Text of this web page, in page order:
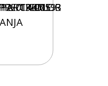
01447
13/00593
PARTICOLOR
CREME